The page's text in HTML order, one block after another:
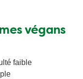
végans
faible